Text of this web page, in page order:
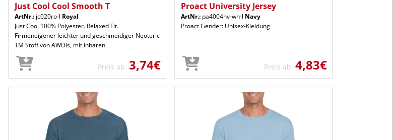
Just Cool Cool Smooth T
ArtNr.: jc020ro-l Royal
Just Cool 100% Polyester. Relaxed Fit.
Firmeneigener leichter und geschmeidiger Neoteric
TM Stoff von AWDis, mit inhären
Preis ab 3,74€
Proact University Jersey
ArtNr.: pa4004nv-wh-l Navy
Proact Gender: Unisex-Kleidung
Preis ab 4,83€